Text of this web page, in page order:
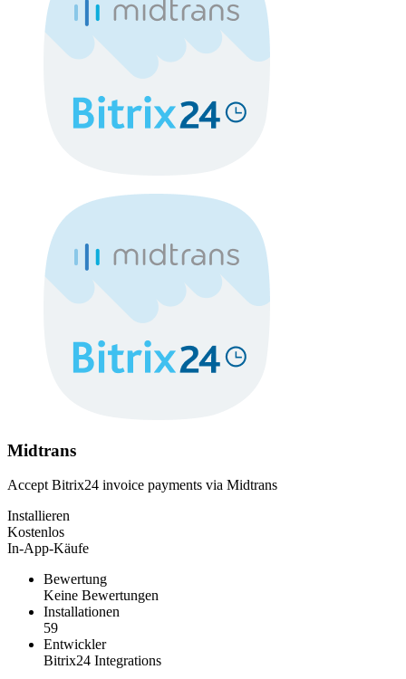
Midtrans
Accept Bitrix24 invoice payments via Midtrans
Installieren
Kostenlos
In-App-Käufe
Bewertung
Keine Bewertungen
Installationen
59
Entwickler
Bitrix24 Integrations